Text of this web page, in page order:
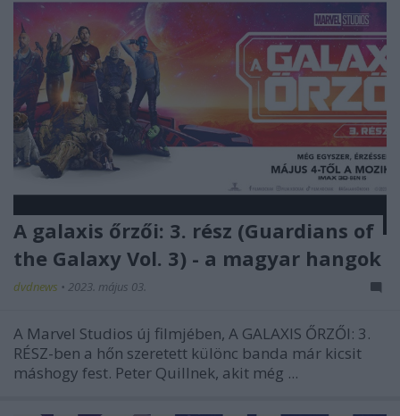
A galaxis őrzői: 3. rész (Guardians of
the Galaxy Vol. 3) - a magyar hangok
dvdnews • 2023. május 03.
A Marvel Studios új filmjében, A GALAXIS ŐRZŐI: 3.
RÉSZ-ben a hőn szeretett különc banda már kicsit
máshogy fest. Peter Quillnek, akit még ...